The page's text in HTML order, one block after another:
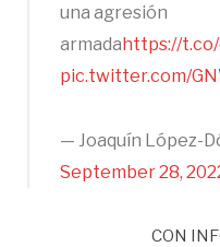
una agresión
armadahttps://
pic.twitter.com/
— Joaquín López-
September 28,
CON